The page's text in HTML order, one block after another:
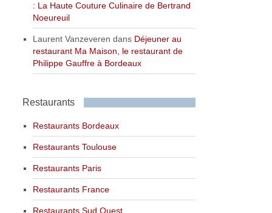
: La Haute Couture Culinaire de Bertrand
Noeureuil
Laurent Vanzeveren dans Déjeuner au
restaurant Ma Maison, le restaurant de
Philippe Gauffre à Bordeaux
Restaurants
Restaurants Bordeaux
Restaurants Toulouse
Restaurants Paris
Restaurants France
Restaurants Sud Ouest